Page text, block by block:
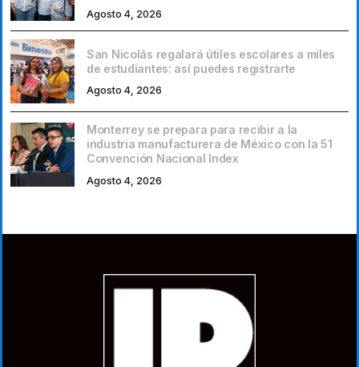
Agosto 4, 2026
San Nicolás regalará útiles escolares a miles
de estudiantes: así puedes registrarte
Agosto 4, 2026
Monterrey se prepara para recibir a la
industria manufacturera de México con la 51
Convención Nacional Index
Agosto 4, 2026